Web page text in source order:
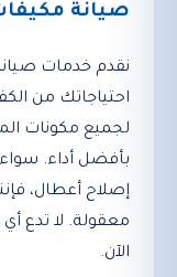
صيانة
نقدم خدمات
احتياجاتك من
لجميع مكونات
بأفضل أداء.
إصلاح أعطال،
معقولة. لا تدع
الآن.